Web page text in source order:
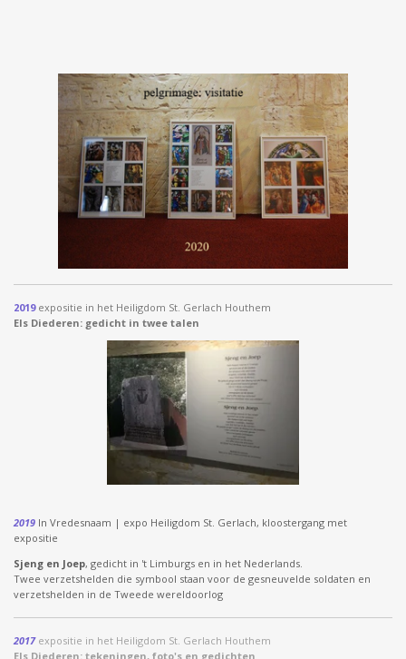
2019 expositie in het Heiligdom St. Gerlach Houthem
Els Diederen: gedicht in twee talen
2019 In Vredesnaam | expo Heiligdom St. Gerlach, kloostergang met
expositie
Sjeng en Joep, gedicht in 't Limburgs en in het Nederlands.
Twee verzetshelden die symbool staan voor de gesneuvelde soldaten en
verzetshelden in de Tweede wereldoorlog
2017 expositie in het Heiligdom St. Gerlach Houthem
Els Diederen: tekeningen, foto's en gedichten